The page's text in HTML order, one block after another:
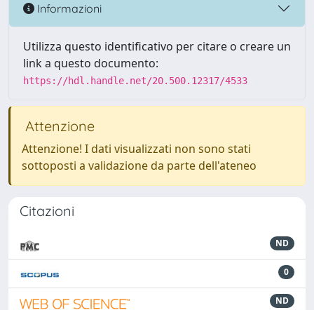
Informazioni
Utilizza questo identificativo per citare o creare un
link a questo documento:
https://hdl.handle.net/20.500.12317/4533
Attenzione
Attenzione! I dati visualizzati non sono stati
sottoposti a validazione da parte dell'ateneo
Citazioni
ND
0
ND